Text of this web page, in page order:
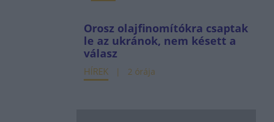
Orosz olajfinomítókra csaptak
le az ukránok, nem késett a
válasz
HÍREK 2 órája